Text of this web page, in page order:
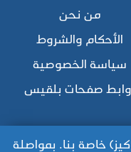
خاصة بنا. بمواصلة
من نحن
الأحكام والشروط
سياسة الخصوصية
صفحات بلقيس